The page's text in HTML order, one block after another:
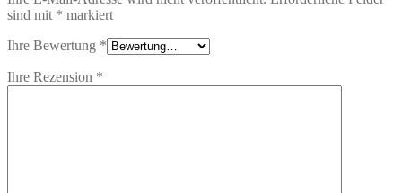
sind mit * markiert
Ihre Bewertung *
Ihre Rezension *